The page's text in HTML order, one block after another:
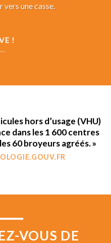
vers une casse.
!
hors d’usage (VHU)
dans les 1 600 centres
60 broyeurs agréés. »
VOUS DE